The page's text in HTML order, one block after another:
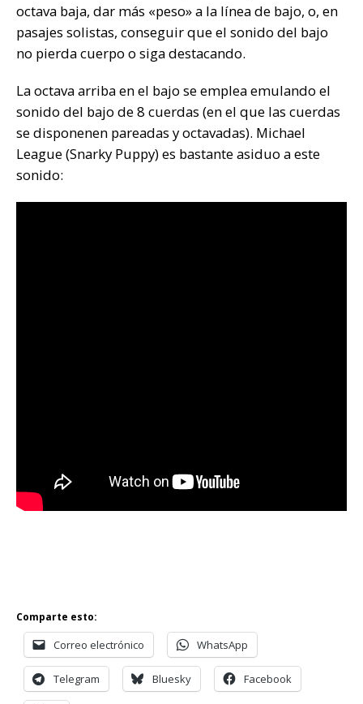
octava baja, dar más «peso» a la línea de bajo, o, en
pasajes solistas, conseguir que el sonido del bajo
no pierda cuerpo o siga destacando.
La octava arriba en el bajo se emplea emulando el
sonido del bajo de 8 cuerdas (en el que las cuerdas
se disponenen pareadas y octavadas). Michael
League (Snarky Puppy) es bastante asiduo a este
sonido:
Comparte esto:
Correo electrónico WhatsApp
Telegram Bluesky Facebook